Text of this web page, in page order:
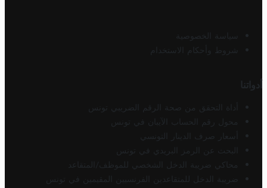
سياسة الخصوصية
شروط وأحكام الاستخدام
أدواتنا
أداة التحقق من صحة الرقم الضريبي تونس
محول رقم الحساب الآيبان في تونس
أسعار صرف الدينار التونسي
البحث عن الرمز البريدي في تونس
محاكي ضريبة الدخل الشخصي للموظف/المتقاعد
ضريبة الدخل للمتقاعدين الفرنسيين المقيمين في تونس